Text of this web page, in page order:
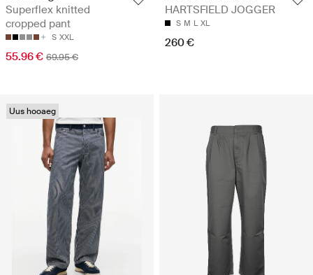
Superflex knitted
cropped pant
S XXL
55.96 € 69.95 €
HARTSFIELD JOGGER
S M L XL
260 €
Uus hooaeg